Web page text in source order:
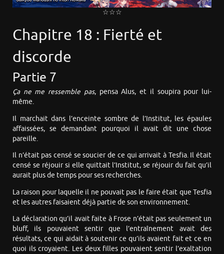
☆☆☆
Chapitre 18 : Fierté et
discorde
Partie 7
Ça ne me ressemble pas, pensa Alus, et il soupira pour lui-
même.
Il marchait dans l’enceinte sombre de l’Institut, les épaules
affaissées, se demandant pourquoi il avait dit une chose
pareille.
Il n’était pas censé se soucier de ce qui arrivait à Tesfia. Il était
censé se réjouir si elle quittait l’Institut, se réjouir du fait qu’il
aurait plus de temps pour ses recherches.
La raison pour laquelle il ne pouvait pas le faire était que Tesfia
et les autres faisaient déjà partie de son environnement.
La déclaration qu’il avait faite à Frose n’était pas seulement un
bluff, ils pouvaient sentir que l’entraînement avait des
résultats, ce qui aidait à soutenir ce qu’ils avaient fait et ce en
quoi ils croyaient. Les deux filles pouvaient sentir l’exaltation